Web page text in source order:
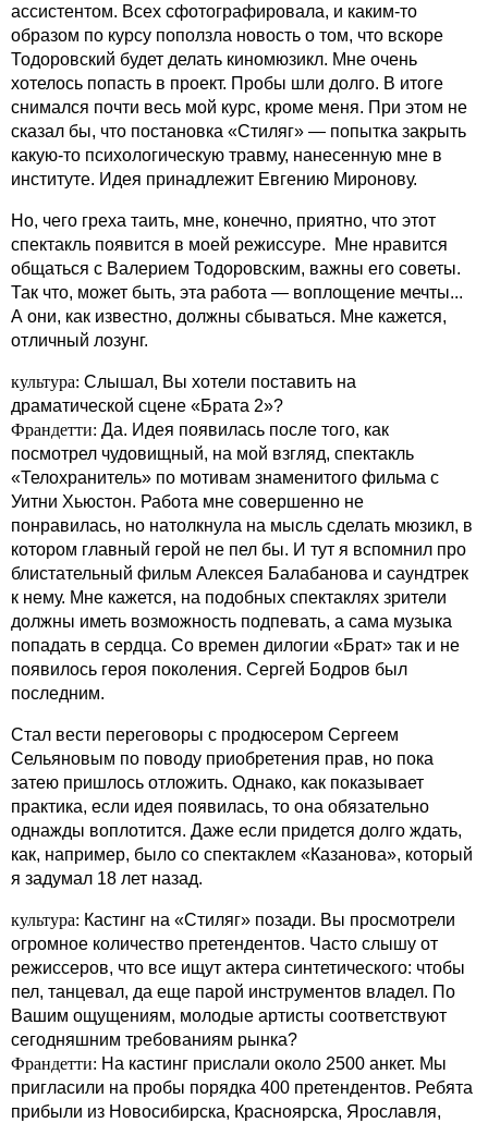
ассистентом. Всех сфотографировала, и каким-то
образом по курсу поползла новость о том, что вскоре
Тодоровский будет делать киномюзикл. Мне очень
хотелось попасть в проект. Пробы шли долго. В итоге
снимался почти весь мой курс, кроме меня. При этом не
сказал бы, что постановка «Стиляг» — попытка закрыть
какую-то психологическую травму, нанесенную мне в
институте. Идея принадлежит Евгению Миронову.
Но, чего греха таить, мне, конечно, приятно, что этот
спектакль появится в моей режиссуре. Мне нравится
общаться с Валерием Тодоровским, важны его советы.
Так что, может быть, эта работа — воплощение мечты...
А они, как известно, должны сбываться. Мне кажется,
отличный лозунг.
культура: Слышал, Вы хотели поставить на
драматической сцене «Брата 2»?
Франдетти: Да. Идея появилась после того, как
посмотрел чудовищный, на мой взгляд, спектакль
«Телохранитель» по мотивам знаменитого фильма с
Уитни Хьюстон. Работа мне совершенно не
понравилась, но натолкнула на мысль сделать мюзикл, в
котором главный герой не пел бы. И тут я вспомнил про
блистательный фильм Алексея Балабанова и саундтрек
к нему. Мне кажется, на подобных спектаклях зрители
должны иметь возможность подпевать, а сама музыка
попадать в сердца. Со времен дилогии «Брат» так и не
появилось героя поколения. Сергей Бодров был
последним.
Стал вести переговоры с продюсером Сергеем
Сельяновым по поводу приобретения прав, но пока
затею пришлось отложить. Однако, как показывает
практика, если идея появилась, то она обязательно
однажды воплотится. Даже если придется долго ждать,
как, например, было со спектаклем «Казанова», который
я задумал 18 лет назад.
культура: Кастинг на «Стиляг» позади. Вы просмотрели
огромное количество претендентов. Часто слышу от
режиссеров, что все ищут актера синтетического: чтобы
пел, танцевал, да еще парой инструментов владел. По
Вашим ощущениям, молодые артисты соответствуют
сегодняшним требованиям рынка?
Франдетти: На кастинг прислали около 2500 анкет. Мы
пригласили на пробы порядка 400 претендентов. Ребята
прибыли из Новосибирска, Красноярска, Ярославля,